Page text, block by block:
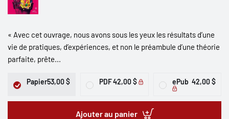
« Avec cet ouvrage, nous avons sous les yeux les résultats d’une
vie de pratiques, d’expériences, et non le préambule d’une théorie
parfaite, prête...
Papier53,00 $ PDF42,00 $ ePub 42,00 $
Ajouter au panier